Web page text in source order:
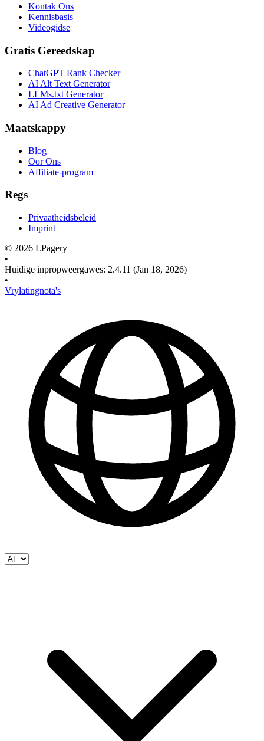
Kontak Ons
Kennisbasis
Videogidse
Gratis Gereedskap
ChatGPT Rank Checker
AI Alt Text Generator
LLMs.txt Generator
AI Ad Creative Generator
Maatskappy
Blog
Oor Ons
Affiliate-program
Regs
Privaatheidsbeleid
Imprint
© 2026 LPagery
•
Huidige inpropweergawes: 2.4.11 (Jan 18, 2026)
•
Vrylatingnota's